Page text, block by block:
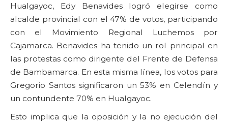
Hualgayoc, Edy Benavides logró elegirse como
alcalde provincial con el 47% de votos, participando
con el Movimiento Regional Luchemos por
Cajamarca. Benavides ha tenido un rol principal en
las protestas como dirigente del Frente de Defensa
de Bambamarca. En esta misma línea, los votos para
Gregorio Santos significaron un 53% en Celendín y
un contundente 70% en Hualgayoc.
Esto implica que la oposición y la no ejecución del